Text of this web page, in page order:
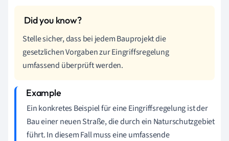
Stelle sicher, dass bei jedem Bauprojekt die
gesetzlichen Vorgaben zur Eingriffsregelung
umfassend überprüft werden.
Ein konkretes Beispiel für eine Eingriffsregelung ist der
Bau einer neuen Straße, die durch ein Naturschutzgebiet
führt. In diesem Fall muss eine umfassende